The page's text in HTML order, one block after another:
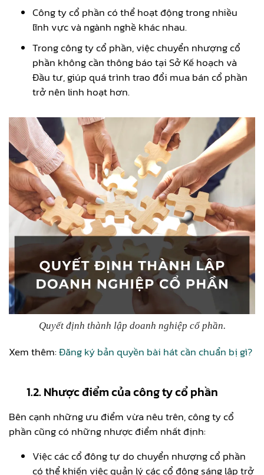
Công ty cổ phần có thể hoạt động trong nhiều
lĩnh vực và ngành nghề khác nhau.
Trong công ty cổ phần, việc chuyển nhượng cổ
phần không cần thông báo tại Sở Kế hoạch và
Đầu tư, giúp quá trình trao đổi mua bán cổ phần
trở nên linh hoạt hơn.
Quyết định thành lập doanh nghiệp cổ phần.
Xem thêm:Đăng ký bản quyền bài hát cần chuẩn bị gì?
1.2. Nhược điểm của công ty cổ phần
Bên cạnh những ưu điểm vừa nêu trên, công ty cổ
phần cũng có những nhược điểm nhất định:
Việc các cổ đông tự do chuyển nhượng cổ phần
có thể khiến việc quản lý các cổ đông sáng lập trở